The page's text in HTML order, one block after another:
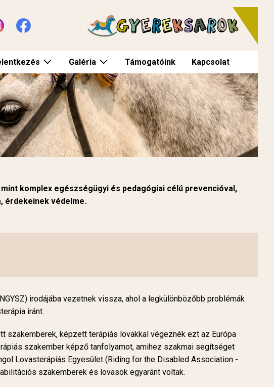
Galéria Támogatóink Kapcsolat
komplex egészségügyi és pedagógiai célú prevencióval,
érdekeinek védelme.
irodájába vezetnek vissza, ahol a legkülönbözőbb problémák
iránt.
szakemberek, képzett terápiás lovakkal végeznék ezt az Európa
szakember képző tanfolyamot, amihez szakmai segítséget
Lovasterápiás Egyesület (Riding for the Disabled Association -
szakemberek és lovasok egyaránt voltak.